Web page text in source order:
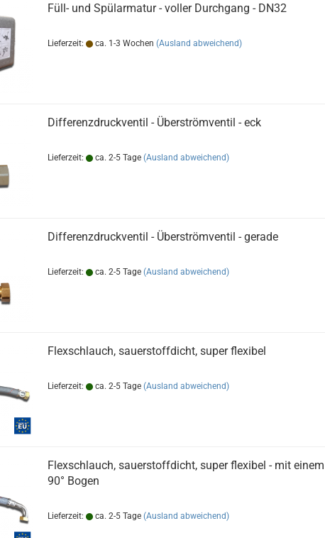
Füll- und Spülarmatur - voller Durchgang - DN32
Lieferzeit: ca. 1-3 Wochen (Ausland abweichend)
Differenzdruckventil - Überströmventil - eck
Lieferzeit: ca. 2-5 Tage (Ausland abweichend)
Differenzdruckventil - Überströmventil - gerade
Lieferzeit: ca. 2-5 Tage (Ausland abweichend)
Flexschlauch, sauerstoffdicht, super flexibel
Lieferzeit: ca. 2-5 Tage (Ausland abweichend)
Flexschlauch, sauerstoffdicht, super flexibel - mit einem
90° Bogen
Lieferzeit: ca. 2-5 Tage (Ausland abweichend)